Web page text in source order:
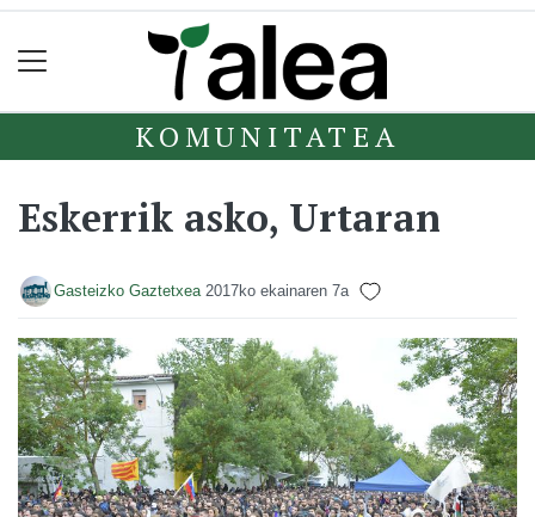
KOMUNITATEA
Eskerrik asko, Urtaran
Gasteizko Gaztetxea 2017ko ekainaren 7a